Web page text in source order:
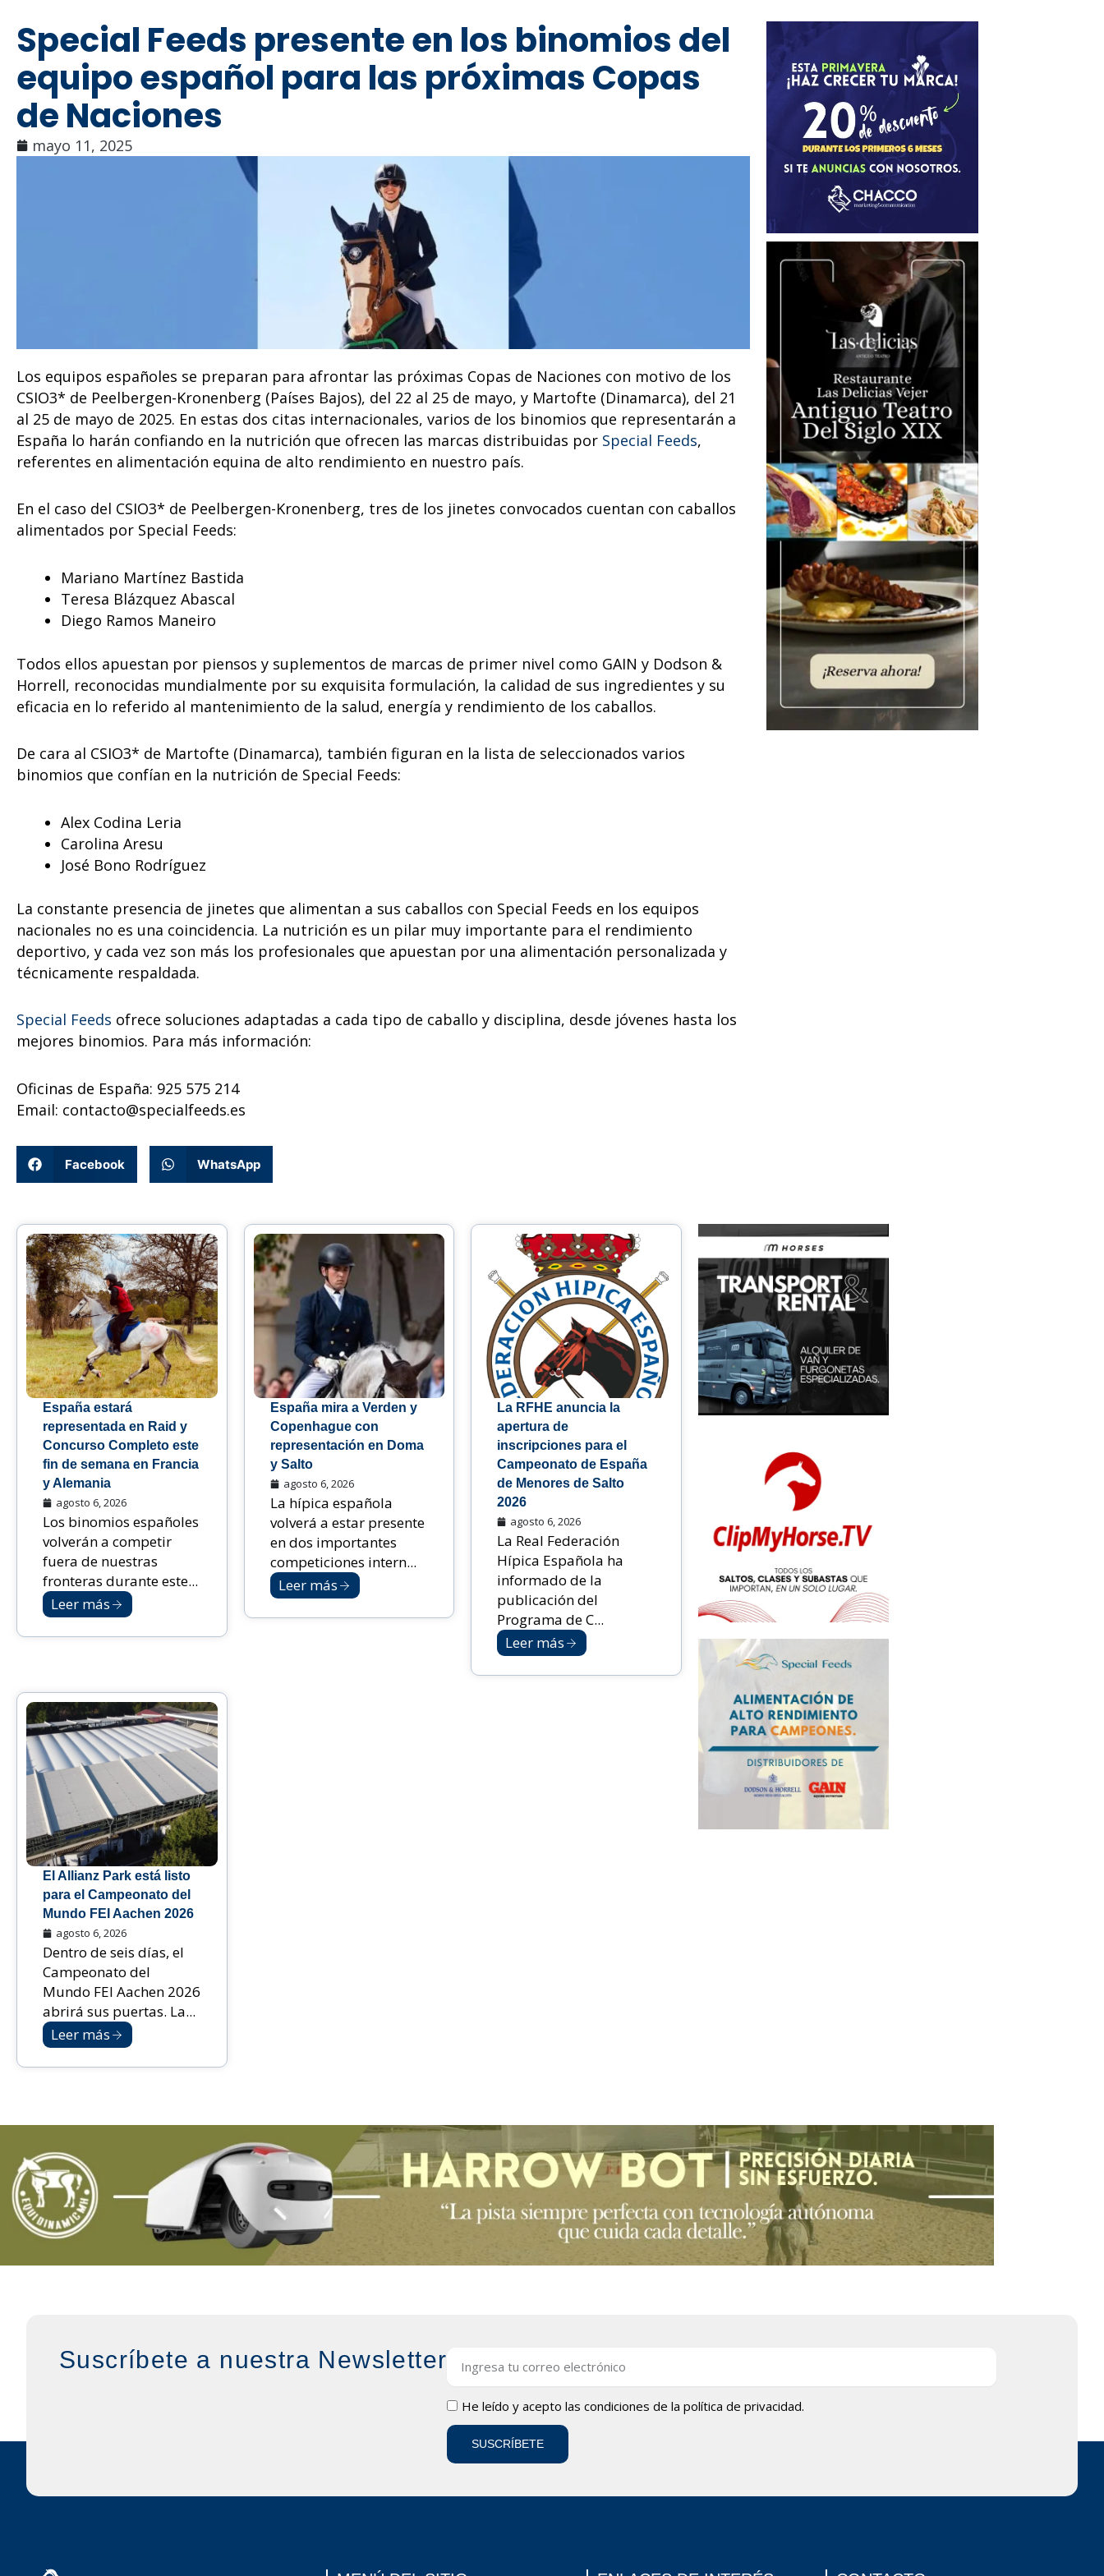
Special Feeds presente en los binomios del
equipo español para las próximas Copas
de Naciones
mayo 11, 2025
Los equipos españoles se preparan para afrontar las próximas Copas de Naciones con motivo de los
CSIO3* de Peelbergen-Kronenberg (Países Bajos), del 22 al 25 de mayo, y Martofte (Dinamarca), del 21
al 25 de mayo de 2025. En estas dos citas internacionales, varios de los binomios que representarán a
España lo harán confiando en la nutrición que ofrecen las marcas distribuidas por Special Feeds,
referentes en alimentación equina de alto rendimiento en nuestro país.
En el caso del CSIO3* de Peelbergen-Kronenberg, tres de los jinetes convocados cuentan con caballos
alimentados por Special Feeds:
Mariano Martínez Bastida
Teresa Blázquez Abascal
Diego Ramos Maneiro
Todos ellos apuestan por piensos y suplementos de marcas de primer nivel como GAIN y Dodson &
Horrell, reconocidas mundialmente por su exquisita formulación, la calidad de sus ingredientes y su
eficacia en lo referido al mantenimiento de la salud, energía y rendimiento de los caballos.
De cara al CSIO3* de Martofte (Dinamarca), también figuran en la lista de seleccionados varios
binomios que confían en la nutrición de Special Feeds:
Alex Codina Leria
Carolina Aresu
José Bono Rodríguez
La constante presencia de jinetes que alimentan a sus caballos con Special Feeds en los equipos
nacionales no es una coincidencia. La nutrición es un pilar muy importante para el rendimiento
deportivo, y cada vez son más los profesionales que apuestan por una alimentación personalizada y
técnicamente respaldada.
Special Feeds ofrece soluciones adaptadas a cada tipo de caballo y disciplina, desde jóvenes hasta los
mejores binomios. Para más información:
Oficinas de España: 925 575 214
Email: contacto@specialfeeds.es
Facebook WhatsApp
España estará
representada en Raid y
Concurso Completo este
fin de semana en Francia
y Alemania
agosto 6, 2026
Los binomios españoles
volverán a competir
fuera de nuestras
fronteras durante este...
Leer más
España mira a Verden y
Copenhague con
representación en Doma
y Salto
agosto 6, 2026
La hípica española
volverá a estar presente
en dos importantes
competiciones intern...
Leer más
La RFHE anuncia la
apertura de
inscripciones para el
Campeonato de España
de Menores de Salto
2026
agosto 6, 2026
La Real Federación
Hípica Española ha
informado de la
publicación del
Programa de C...
Leer más
El Allianz Park está listo
para el Campeonato del
Mundo FEI Aachen 2026
agosto 6, 2026
Dentro de seis días, el
Campeonato del
Mundo FEI Aachen 2026
abrirá sus puertas. La...
Leer más
Suscríbete a nuestra Newsletter
LOPDHe leído y acepto las condiciones de lapolítica de privacidad.
SUSCRÍBETE